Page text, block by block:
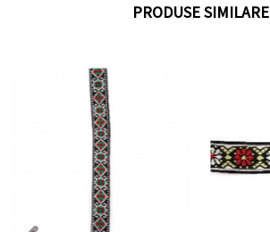
PRODUSE SIMILARE